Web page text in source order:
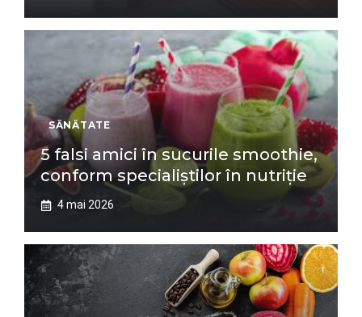
SĂNĂTATE
5 falsi amici în sucurile smoothie,
conform specialiștilor în nutriție
4 mai 2026